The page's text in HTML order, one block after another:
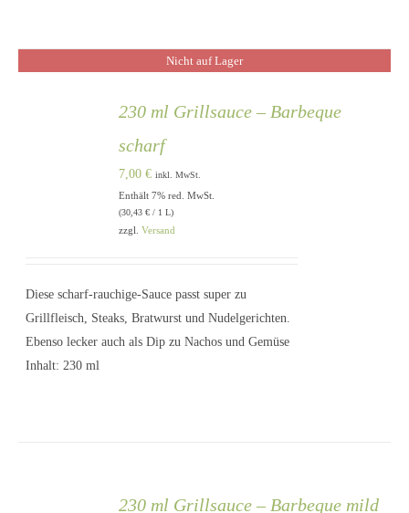
Nicht auf Lager
230 ml Grillsauce – Barbeque
scharf
7,00€ inkl. MwSt.
Enthält 7% red. MwSt.
(30,43€ / 1 L)
zzgl.Versand
Diese scharf-rauchige-Sauce passt super zu
Grillfleisch, Steaks, Bratwurst und Nudelgerichten.
Ebenso lecker auch als Dip zu Nachos und Gemüse
Inhalt: 230 ml
230 ml Grillsauce – Barbeque mild